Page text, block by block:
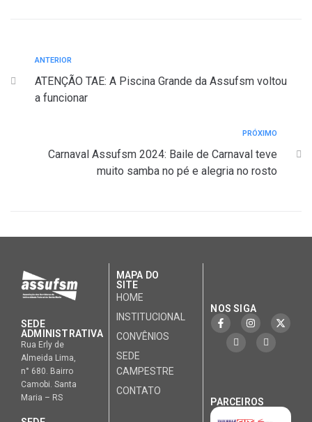
ANTERIOR
ATENÇÃO TAE: A Piscina Grande da Assufsm voltou
a funcionar
PRÓXIMO
Carnaval Assufsm 2024: Baile de Carnaval teve
muito samba no pé e alegria no rosto
SEDE
ADMINISTRATIVA
Rua Erly de
Almeida Lima,
n° 680. Bairro
Camobi. Santa
Maria – RS
MAPA DO
SITE
HOME
INSTITUCIONAL
CONVÊNIOS
SEDE
CAMPESTRE
CONTATO
NOS SIGA
PARCEIROS